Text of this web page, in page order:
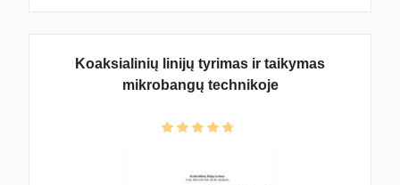
Koaksialinių linijų tyrimas ir taikymas
mikrobangų technikoje